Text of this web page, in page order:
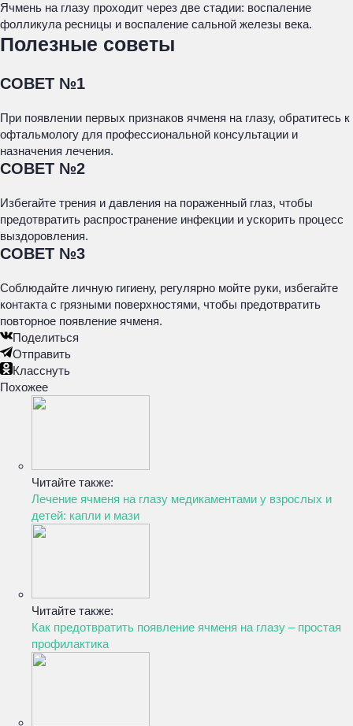
Ячмень на глазу проходит через две стадии: воспаление
фолликула ресницы и воспаление сальной железы века.
Полезные советы
СОВЕТ №1
При появлении первых признаков ячменя на глазу, обратитесь к
офтальмологу для профессиональной консультации и
назначения лечения.
СОВЕТ №2
Избегайте трения и давления на пораженный глаз, чтобы
предотвратить распространение инфекции и ускорить процесс
выздоровления.
СОВЕТ №3
Соблюдайте личную гигиену, регулярно мойте руки, избегайте
контакта с грязными поверхностями, чтобы предотвратить
повторное появление ячменя.
Поделиться
Отправить
Класснуть
Похожее
Читайте также:
Лечение ячменя на глазу медикаментами у взрослых и
детей: капли и мази
Читайте также:
Как предотвратить появление ячменя на глазу – простая
профилактика